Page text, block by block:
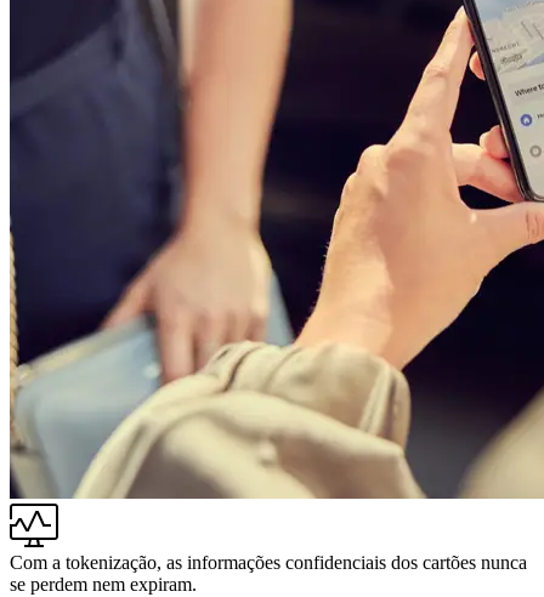
Com a tokenização, as informações confidenciais dos cartões nunca
se perdem nem expiram.